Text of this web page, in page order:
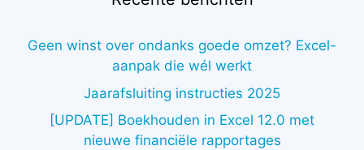
Geen winst over ondanks goede omzet? Excel-
aanpak die wél werkt
Jaarafsluiting instructies 2025
[UPDATE] Boekhouden in Excel 12.0 met
nieuwe financiële rapportages